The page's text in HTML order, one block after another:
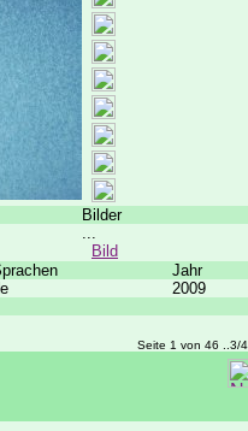
Bilder
...
Bild
Jahr
2009
Seite 1 von 46 ..3/